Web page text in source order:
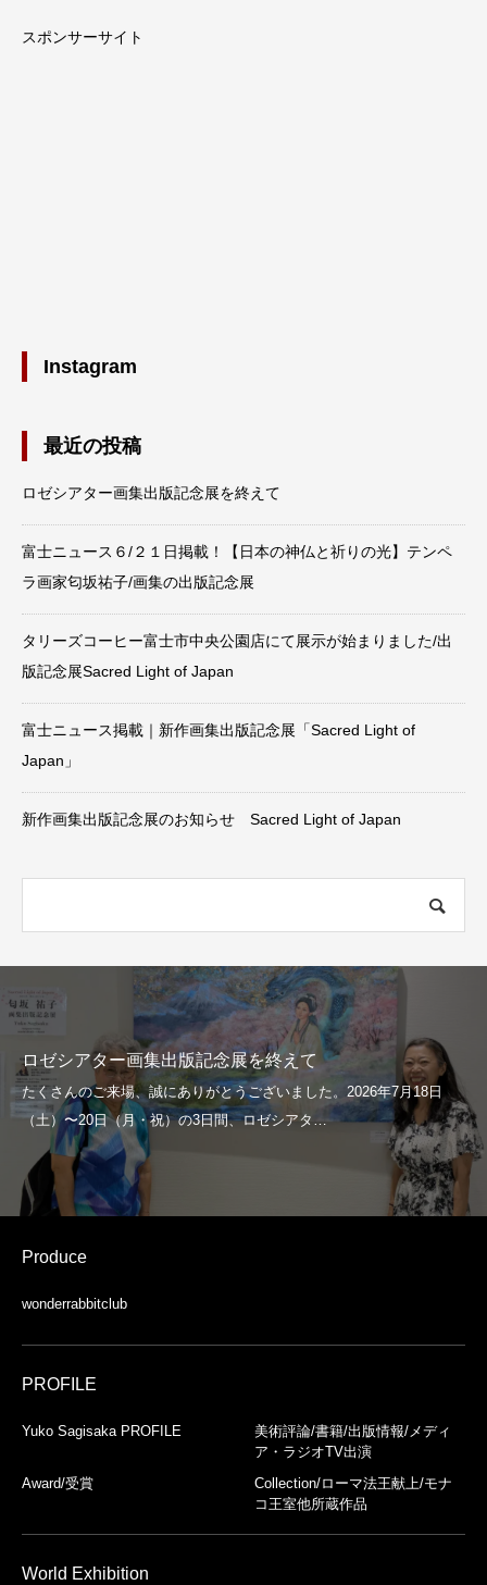
スポンサーサイト
Instagram
最近の投稿
ロゼシアター画集出版記念展を終えて
富士ニュース６/２１日掲載！【日本の神仏と祈りの光】テンペ
ラ画家匂坂祐子/画集の出版記念展
タリーズコーヒー富士市中央公園店にて展示が始まりました/出
版記念展Sacred Light of Japan
富士ニュース掲載｜新作画集出版記念展「Sacred Light of
Japan」
新作画集出版記念展のお知らせ Sacred Light of Japan
ロゼシアター画集出版記念展を終えて
Produce
wonderrabbitclub
PROFILE
Yuko Sagisaka PROFILE
美術評論/書籍/出版情報/メディ
ア・ラジオTV出演
Award/受賞
Collection/ローマ法王献上/モナ
コ王室他所蔵作品
World Exhibition